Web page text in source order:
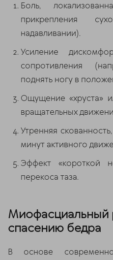
Боль,
прикрепления
надавливании).
Усиление
сопротивления
поднять ногу в
Ощущение «хруста»
вращательных
Утренняя
минут активного
Эффект «короткой
перекоса таза.
Миофасциальный
спасению бедра
В основе